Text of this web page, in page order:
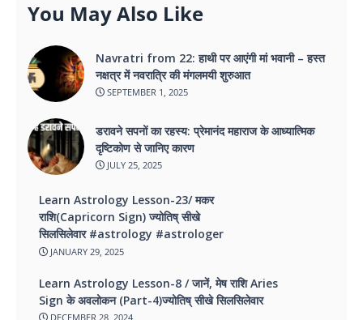
You May Also Like
Navratri from 22: हाथी पर आएंगी मां भवानी – हस्त
नक्षत्र में नवरात्रि की मंगलमयी शुरुआत
SEPTEMBER 1, 2025
डरावने सपनों का रहस्य: प्रेमानंद महाराज के आध्यात्मिक
दृष्टिकोण से जानिए कारण
JULY 25, 2025
Learn Astrology Lesson-23/ मकर
राशि(Capricorn Sign) ज्योतिष् सीखे
सिलसिलेवार #astrology #astrologer
JANUARY 29, 2025
Learn Astrology Lesson-8 / जानें, मेष राशि Aries
Sign के अवलोकन (Part-4)ज्योतिष् सीखे सिलसिलेवार
DECEMBER 28, 2024